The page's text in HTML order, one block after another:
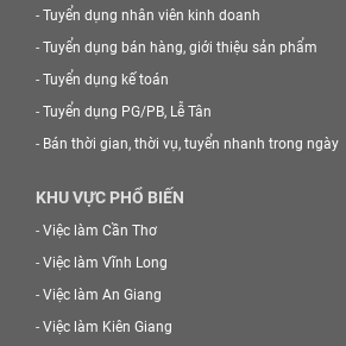
- Tuyển dụng nhân viên kinh doanh
- Tuyển dụng bán hàng, giới thiệu sản phẩm
- Tuyển dụng kế toán
- Tuyển dụng PG/PB, Lễ Tân
- Bán thời gian, thời vụ, tuyển nhanh trong ngày
KHU VỰC PHỔ BIẾN
- Việc làm Cần Thơ
- Việc làm Vĩnh Long
- Việc làm An Giang
- Việc làm Kiên Giang